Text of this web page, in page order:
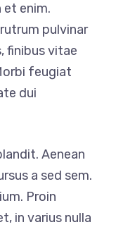
et enim.
pulvinar
finibus vitae
feugiat
dui
Aenean
a sed sem.
Proin
in varius nulla